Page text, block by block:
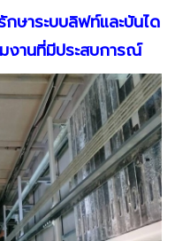
ษาระบบลิฟท์และบันได
งานที่มีประสบการณ์